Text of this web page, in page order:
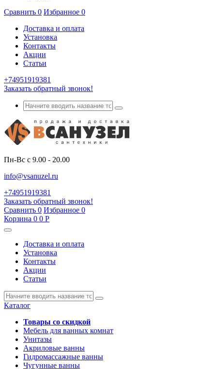
Сравнить 0 Избранное 0
Доставка и оплата
Установка
Контакты
Акции
Статьи
+74951919381
Заказать обратный звонок!
Пн-Вс с 9.00 - 20.00
info@vsanuzel.ru
+74951919381
Заказать обратный звонок!
Сравнить 0 Избранное 0
Корзина 0 0 Р
Доставка и оплата
Установка
Контакты
Акции
Статьи
Каталог
Товары со скидкой
Мебель для ванных комнат
Унитазы
Акриловые ванны
Гидромассажные ванны
Чугунные ванны